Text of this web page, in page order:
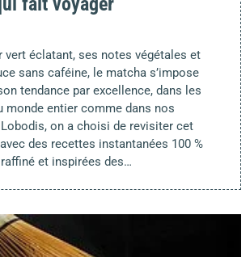
vert éclatant, ses notes végétales et
sans caféine, le matcha s’impose
tendance par excellence, dans les
monde entier comme dans nos
on a choisi de revisiter cet
des recettes instantanées 100 %
et inspirées des…